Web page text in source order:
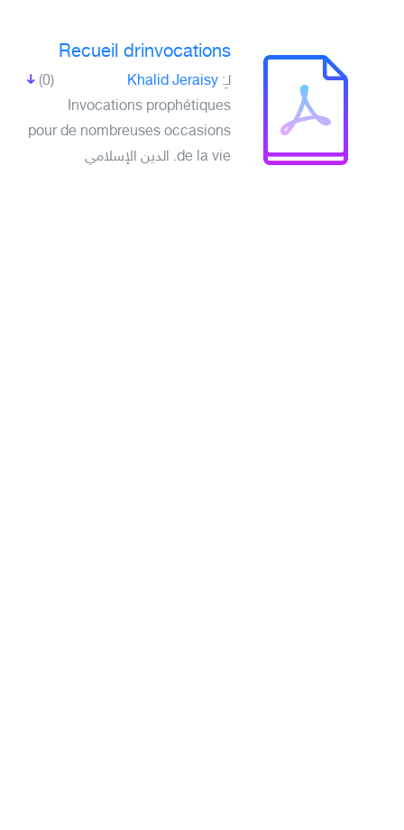
Recueil drinvocations
(0) لـِ: Khalid Jeraisy
Invocations prophétiques
pour de nombreuses occasions
de la vie. الدين الإسلامي